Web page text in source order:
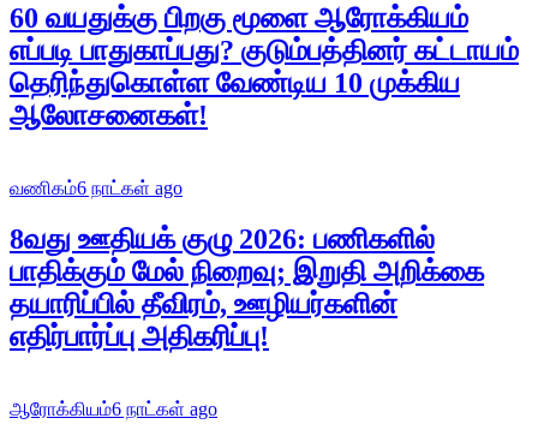
60 வயதுக்கு பிறகு மூளை ஆரோக்கியம்
எப்படி பாதுகாப்பது? குடும்பத்தினர் கட்டாயம்
தெரிந்துகொள்ள வேண்டிய 10 முக்கிய
ஆலோசனைகள்!
வணிகம்6 நாட்கள் ago
8வது ஊதியக் குழு 2026: பணிகளில்
பாதிக்கும் மேல் நிறைவு; இறுதி அறிக்கை
தயாரிப்பில் தீவிரம், ஊழியர்களின்
எதிர்பார்ப்பு அதிகரிப்பு!
ஆரோக்கியம்6 நாட்கள் ago